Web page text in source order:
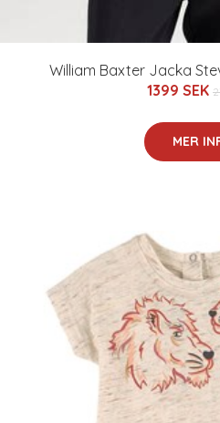
William Baxter Jacka
1399 SEK
MER